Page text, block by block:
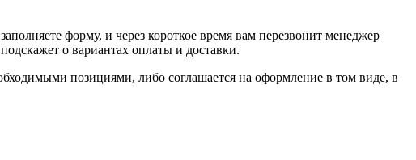
форму, и через короткое время вам перезвонит менеджер
о вариантах оплаты и доставки.
позициями, либо соглашается на оформление в том виде, в